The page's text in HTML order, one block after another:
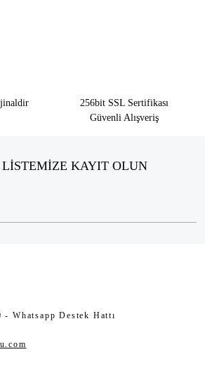
256bit SSL Sertifikası
Güvenli Alışveriş
LİSTEMİZE KAYIT OLUN
Whatsapp Destek Hattı